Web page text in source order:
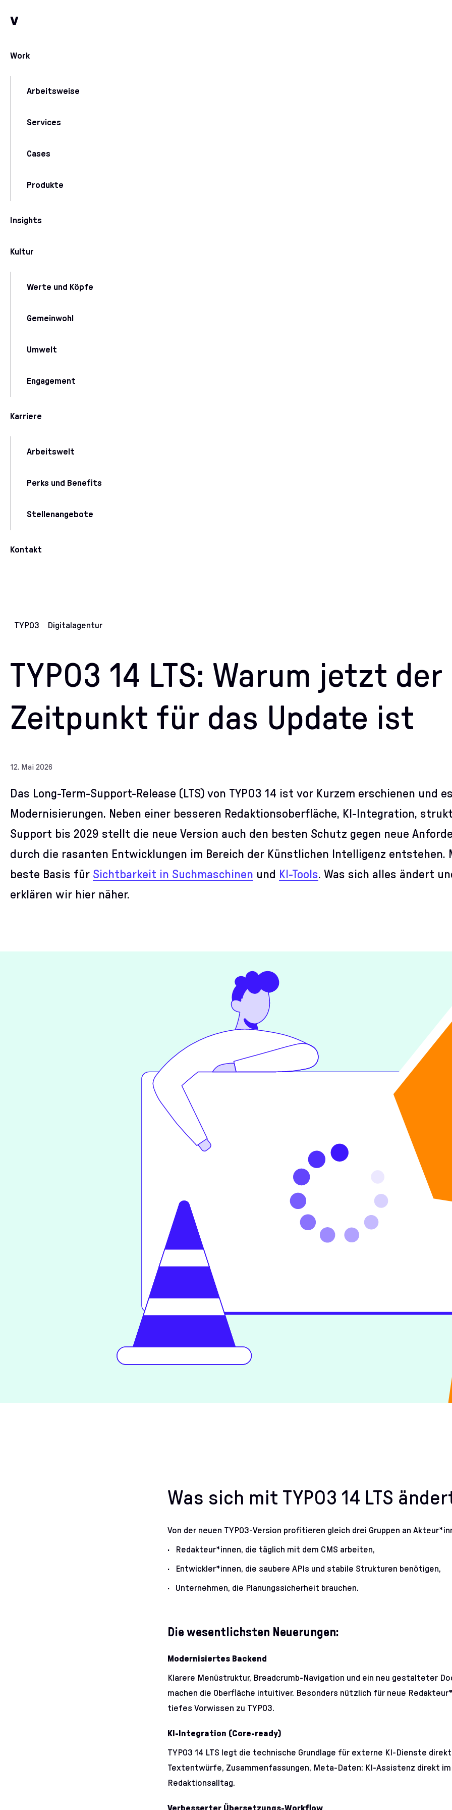
v
Work
Arbeitsweise
Services
Cases
Produkte
Insights
Kultur
Werte und Köpfe
Gemeinwohl
Umwelt
Engagement
Karriere
Arbeitswelt
Perks und Benefits
Stellenangebote
Kontakt
TYPO3 Digitalagentur
TYPO3 14 LTS: Warum jetzt
Zeitpunkt für das Update ist
12. Mai 2026
Das Long-Term-Support-Release (LTS) von TYPO3 14 ist vor Kurzem erschienen
Modernisierungen. Neben einer besseren Redaktionsoberfläche, KI-Integration,
Support bis 2029 stellt die neue Version auch den besten Schutz gegen neue
durch die rasanten Entwicklungen im Bereich der Künstlichen Intelligenz entstehen.
beste Basis für Sichtbarkeit in Suchmaschinen und KI-Tools. Was sich alles ändert
erklären wir hier näher.
Was sich mit TYPO3 14 LTS
Von der neuen TYPO3-Version profitieren gleich drei Gruppen an
Redakteur*innen, die täglich mit dem CMS arbeiten,
Entwickler*innen, die saubere APIs und stabile Strukturen benötigen,
Unternehmen, die Planungssicherheit brauchen.
Die wesentlichsten Neuerungen:
Modernisiertes Backend
Klarere Menüstruktur, Breadcrumb-Navigation und ein neu gestalteter
machen die Oberfläche intuitiver. Besonders nützlich für neue
tiefes Vorwissen zu TYPO3.
KI-Integration (Core-ready)
TYPO3 14 LTS legt die technische Grundlage für externe KI-Dienste direkt
Textentwürfe, Zusammenfassungen, Meta-Daten: KI-Assistenz direkt im
Redaktionsalltag.